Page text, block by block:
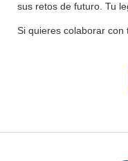
sus retos de futuro. Tu
Si quieres colaborar con